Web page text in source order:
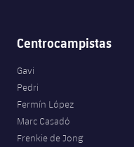
Centrocampistas
Gavi
Pedri
Fermín López
Marc Casadó
Frenkie de Jong